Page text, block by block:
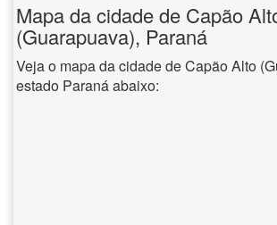
Mapa da cidade de Capão
(Guarapuava), Paraná
Veja o mapa da cidade de Capão Alto
estado Paraná abaixo: